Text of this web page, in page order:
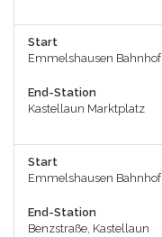
Start
Emmelshausen Bahnhof
End-Station
Kastellaun Marktplatz
Start
Emmelshausen Bahnhof
End-Station
Benzstraße, Kastellaun